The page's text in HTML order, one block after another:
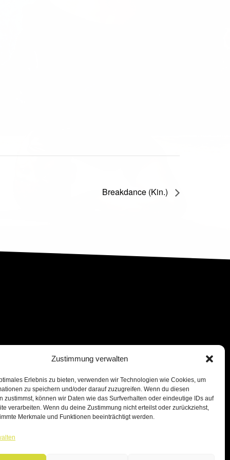
Zustimmung verwalten
Erlebnis zu bieten, verwenden wir Technologien wie Cookies, um
zu speichern und/oder darauf zuzugreifen. Wenn du diesen
zustimmst, können wir Daten wie das Surfverhalten oder eindeutige IDs auf
verarbeiten. Wenn du deine Zustimmung nicht erteilst oder zurückziehst,
Merkmale und Funktionen beeinträchtigt werden.
Breakdance (Kin.)